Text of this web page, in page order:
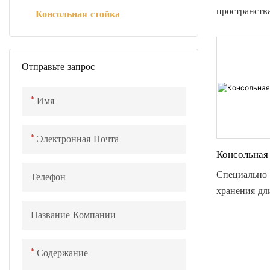
Консольная стойка
Отправьте запрос
Имя
Электронная Почта
Телефон
Название Компании
Содержание
хранения
хранения,
различным
используя
Специально
хранения